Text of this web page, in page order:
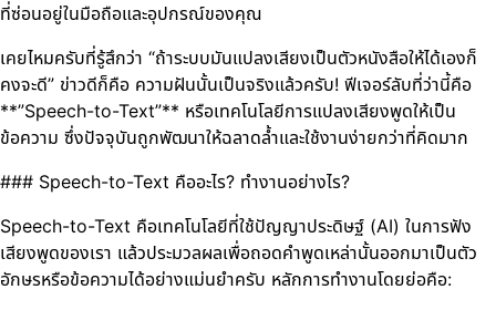
ที่ซ่อนอยู่ในมือถือและอุปกรณ์ของคุณ
เคยไหมครับที่รู้สึกว่า “ถ้าระบบมันแปลงเสียงเป็นตัวหนังสือให้ได้เองก็
คงจะดี” ข่าวดีก็คือ ความฝันนั้นเป็นจริงแล้วครับ! ฟีเจอร์ลับที่ว่านี้คือ
**”Speech-to-Text”** หรือเทคโนโลยีการแปลงเสียงพูดให้เป็น
ข้อความ ซึ่งปัจจุบันถูกพัฒนาให้ฉลาดล้ำและใช้งานง่ายกว่าที่คิดมาก
### Speech-to-Text คืออะไร? ทำงานอย่างไร?
Speech-to-Text คือเทคโนโลยีที่ใช้ปัญญาประดิษฐ์ (AI) ในการฟัง
เสียงพูดของเรา แล้วประมวลผลเพื่อถอดคำพูดเหล่านั้นออกมาเป็นตัว
อักษรหรือข้อความได้อย่างแม่นยำครับ หลักการทำงานโดยย่อคือ: